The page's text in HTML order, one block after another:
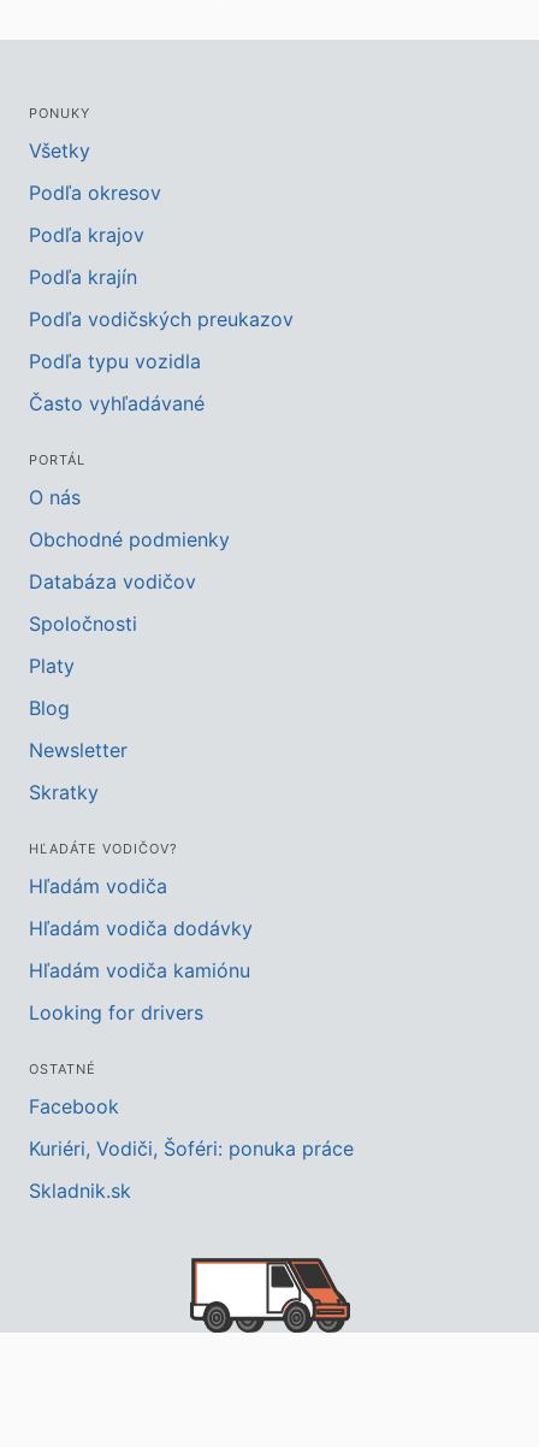
PONUKY
Všetky
Podľa okresov
Podľa krajov
Podľa krajín
Podľa vodičských preukazov
Podľa typu vozidla
Často vyhľadávané
PORTÁL
O nás
Obchodné podmienky
Databáza vodičov
Spoločnosti
Platy
Blog
Newsletter
Skratky
HĽADÁTE VODIČOV?
Hľadám vodiča
Hľadám vodiča dodávky
Hľadám vodiča kamiónu
Looking for drivers
OSTATNÉ
Facebook
Kuriéri, Vodiči, Šoféri: ponuka práce
Skladnik.sk